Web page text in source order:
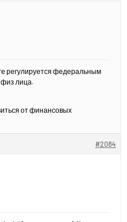
регулируется федеральным
физ лица.
от финансовых
#2084